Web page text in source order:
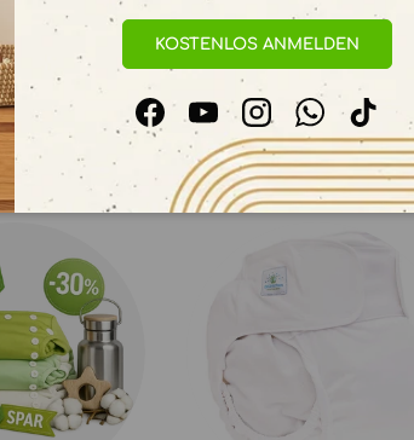
KOSTENLOS ANMELDEN
FacebookYouTubeInstagramWhatsApp
TikTok